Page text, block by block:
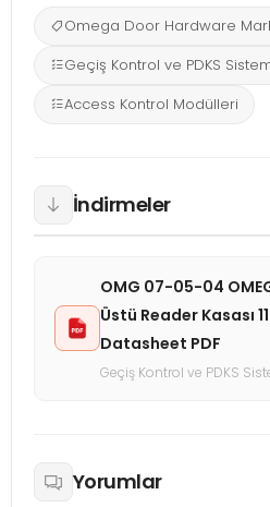
Omega Door Hardware
Geçiş Kontrol ve PDKS
Access Kontrol Modülleri
İndirmeler
OMG 07-05-04
Üstü Reader Kasası
Datasheet PDF
Geçiş Kontrol ve PDKS
Yorumlar